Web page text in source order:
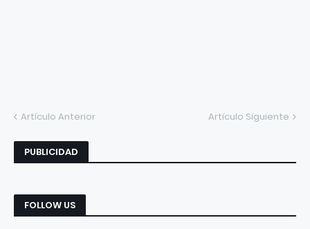
Artículo Anterior Artículo Siguiente
PUBLICIDAD
FOLLOW US